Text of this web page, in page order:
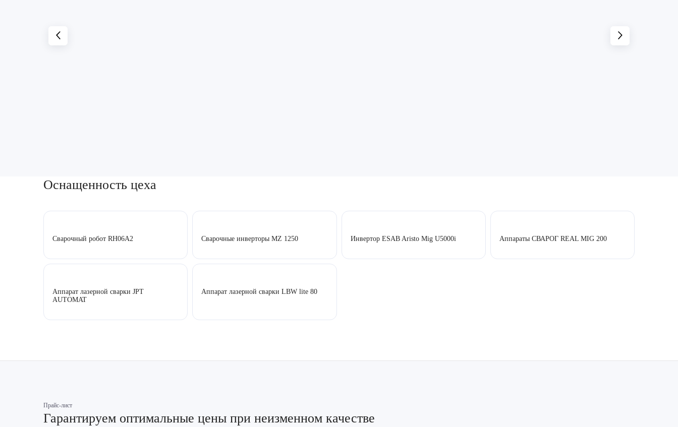
Оснащенность цеха
Сварочный робот RH06A2 Сварочные инверторы MZ 1250 Инвертор ESAB Aristo Mig U5000i Аппараты СВАРОГ REAL MIG 200
Аппарат лазерной сварки JPT
AUTOMAT
Аппарат лазерной сварки LBW lite 80
Прайс-лист
Гарантируем оптимальные цены при неизменном качестве